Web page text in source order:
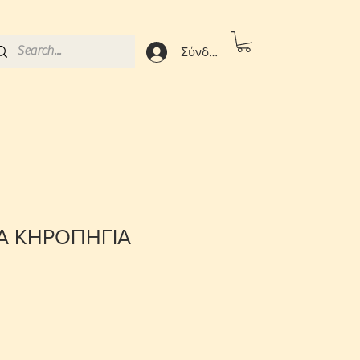
Σύνδεση
ΚΗΡΟΠΗΓΙΑ